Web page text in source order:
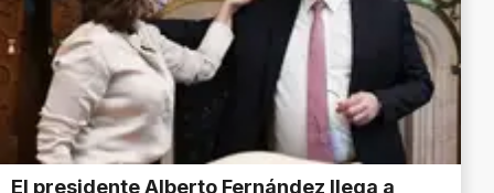
El presidente Alberto Fernández llega a